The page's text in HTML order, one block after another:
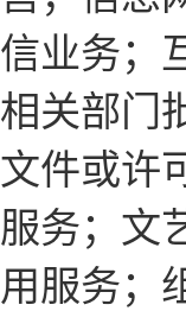
信业务；
相关部门
文件或许
服务；文
用服务；